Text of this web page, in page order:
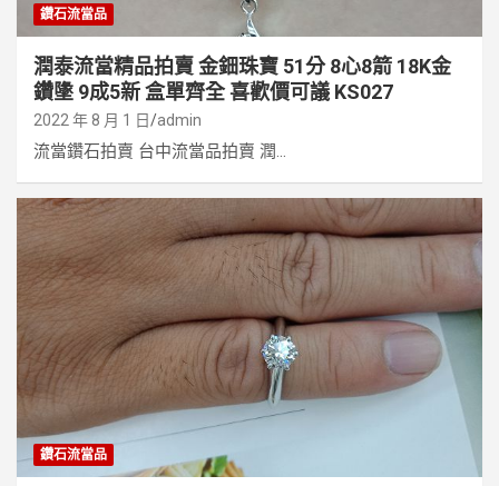
鑽石流當品
潤泰流當精品拍賣 金鈿珠寶 51分 8心8箭 18K金
鑽墬 9成5新 盒單齊全 喜歡價可議 KS027
2022 年 8 月 1 日 admin
流當鑽石拍賣 台中流當品拍賣 潤...
鑽石流當品